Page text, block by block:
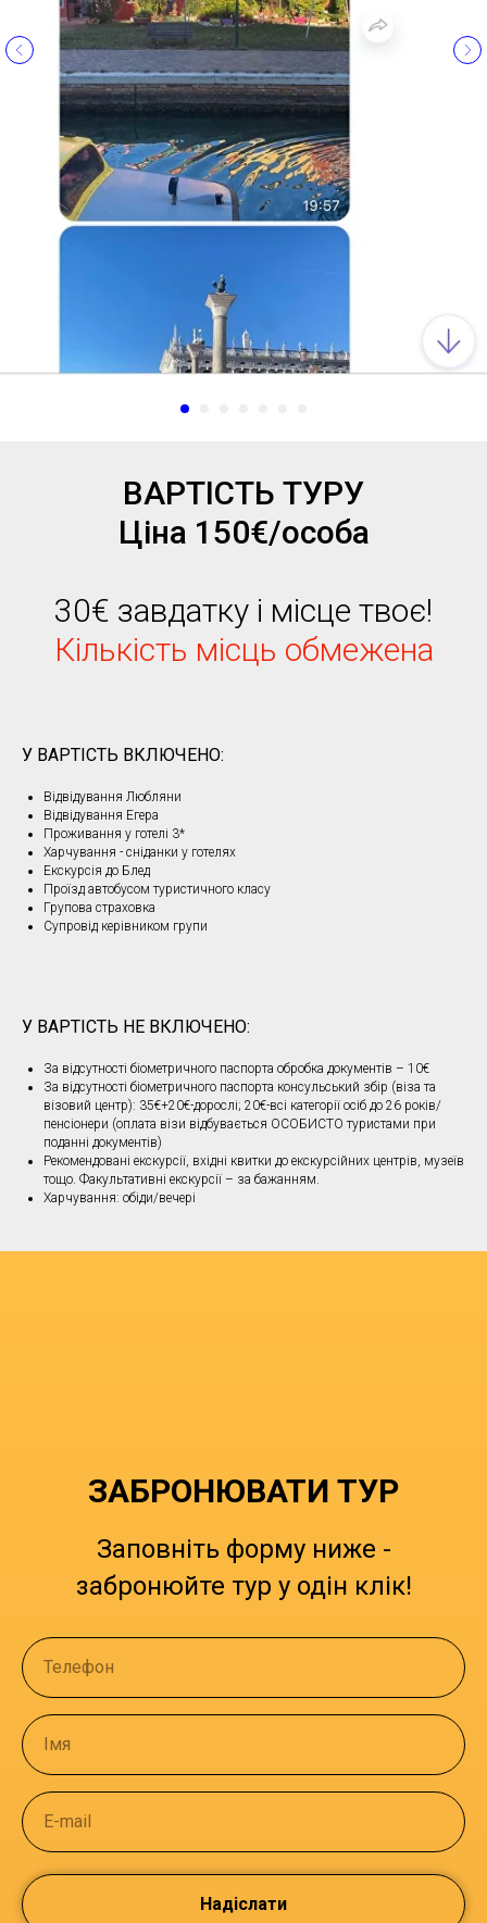
ВАРТІСТЬ ТУРУ
Ціна 150€/особа
30€ завдатку і місце твоє!
Кількість місць обмежена
У ВАРТІСТЬ ВКЛЮЧЕНО:
Відвідування Любляни
Відвідування Егера
Проживання у готелі 3*
Харчування - сніданки у готелях
Екскурсія до Блед
Проїзд автобусом туристичного класу
Групова страховка
Супровід керівником групи
У ВАРТІСТЬ НЕ ВКЛЮЧЕНО:
За відсутності біометричного паспорта обробка документів – 10€
За відсутності біометричного паспорта консульський збір (віза та
візовий центр): 35€+20€-дорослі; 20€-всі категорії осіб до 26 років/
пенсіонери (оплата візи відбувається ОСОБИСТО туристами при
поданні документів)
Рекомендовані екскурсії, вхідні квитки до екскурсійних центрів, музеїв
тощо. Факультативні екскурсії – за бажанням.
Харчування: обіди/вечері
ЗАБРОНЮВАТИ ТУР
Заповніть форму ниже -
забронюйте тур у одін клік!
Телефон
Імя
E-mail
Надіслати